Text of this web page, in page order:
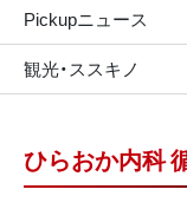
Pickupニュース
観光・ススキノ
ひらおか内科